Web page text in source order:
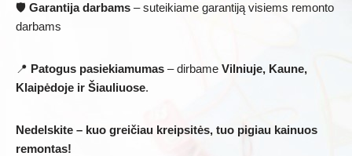
🛡️ Garantija darbams – suteikiame garantiją visiems remonto
darbams
📍 Patogus pasiekiamumas – dirbame Vilniuje, Kaune,
Klaipėdoje ir Šiauliuose.
Nedelskite – kuo greičiau kreipsitės, tuo pigiau kainuos
remontas!